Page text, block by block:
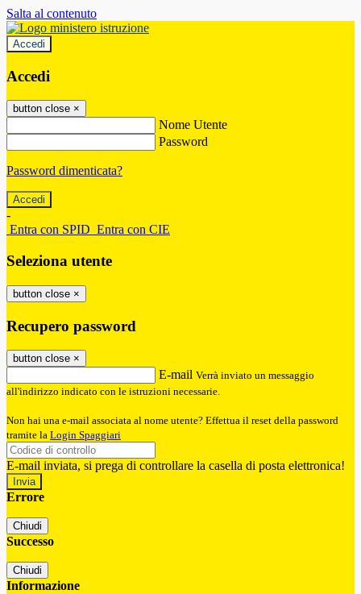
Salta al contenuto
Accedi
Accedi
button close ×
Nome Utente
Password
Password dimenticata?
-
Entra con SPID Entra con CIE
Seleziona utente
button close ×
Recupero password
button close ×
E-mail Verrà inviato un messaggio
all'indirizzo indicato con le istruzioni necessarie.
Non hai una e-mail associata al nome utente? Effettua il reset della password
tramite la Login Spaggiari
E-mail inviata, si prega di controllare la casella di posta elettronica!
Errore
Chiudi
Successo
Chiudi
Informazione